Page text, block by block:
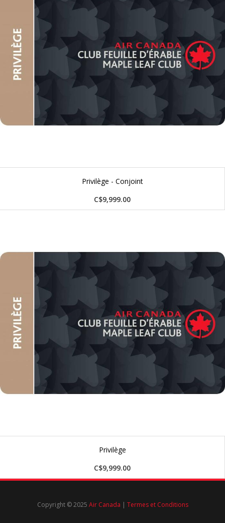
Privilège - Conjoint
C$9,999.00
Privilège
C$9,999.00
Copyright © 2025 Air Canada | Termes et Conditions